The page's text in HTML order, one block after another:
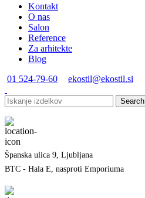
Kontakt
O nas
Salon
Reference
Za arhitekte
Blog
01 524-79-60
ekostil@ekostil.si
Search
Španska ulica 9, Ljubljana
BTC - Hala E, nasproti Emporiuma